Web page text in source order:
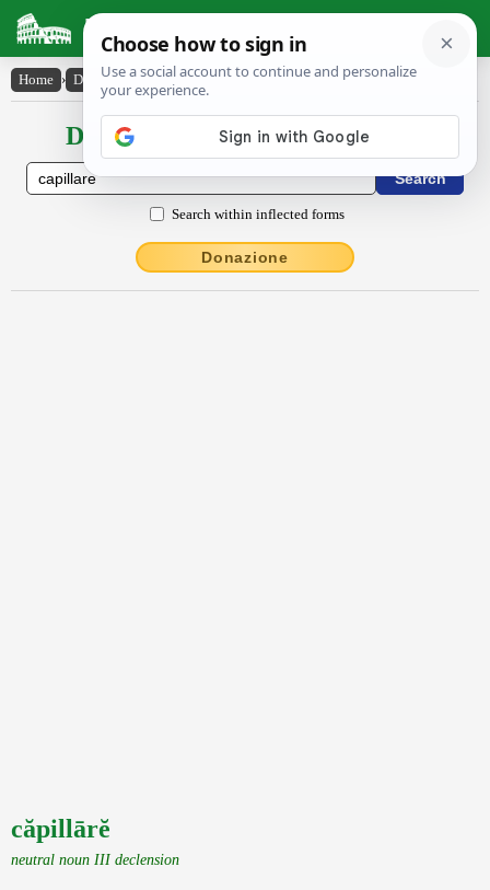
Latin Dictionary
Home › Declensions / Conjugations › căpillārĕ
Declensions / Conjugations latin
Search within inflected forms
Donazione
căpillārĕ
neutral noun III declension